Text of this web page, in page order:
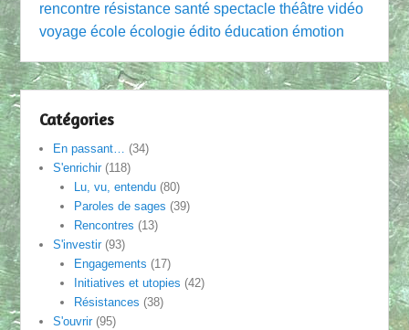
rencontre résistance santé spectacle théâtre vidéo
voyage école écologie édito éducation émotion
Catégories
En passant… (34)
S'enrichir(118)
Lu, vu, entendu(80)
Paroles de sages (39)
Rencontres (13)
S'investir(93)
Engagements (17)
Initiatives et utopies (42)
Résistances (38)
S'ouvrir(95)